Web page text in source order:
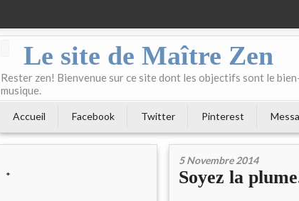
Le site de Maître Zen
Rester zen! Bienvenue sur ce site dont les objectifs sont le
musique.
Accueil Facebook Twitter Pinterest
*
5 Novembre 2014
Soyez la